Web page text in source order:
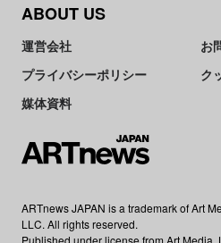
ABOUT US
運営会社
お
プライバシーポリシー
ク
媒体資料
ARTnews JAPAN is a trademark of Art
LLC. All rights reserved.